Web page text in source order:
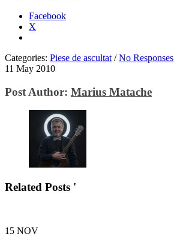
Facebook
X
Categories: Piese de ascultat / No Responses
11 May 2010
Post Author: Marius Matache
Related Posts '
15 NOV